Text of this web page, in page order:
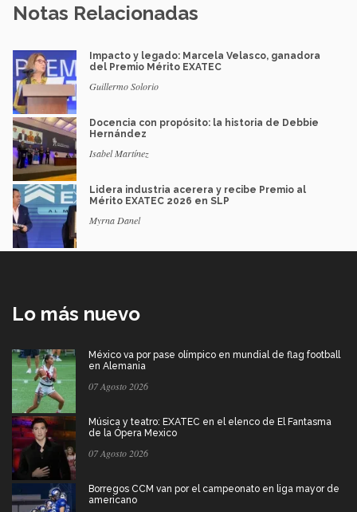
Notas Relacionadas
Impacto y legado: Marcela Velasco, ganadora
del Premio Mérito EXATEC
Guillermo Solorio
Docencia con propósito: la historia de Debbie
Hernández
Isabel Martínez
Lidera industria acerera y recibe Premio al
Mérito EXATEC 2026 en SLP
Myrna Danel
Lo más nuevo
México va por pase olímpico en mundial de flag football
en Alemania
07 Agosto 2026
Música y teatro: EXATEC en el elenco de El Fantasma
de la Ópera Mexico
07 Agosto 2026
Borregos CCM van por el campeonato en liga mayor de
americano